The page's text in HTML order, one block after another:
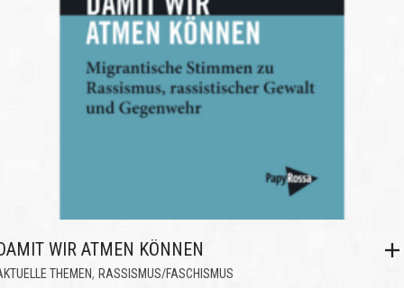
WIR ATMEN KÖNNEN
THEMEN, RASSISMUS/FASCHISMUS